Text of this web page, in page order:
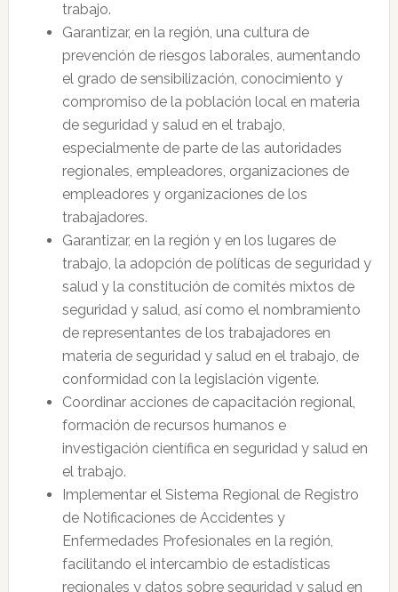
trabajo.
Garantizar, en la región, una cultura de
prevención de riesgos laborales, aumentando
el grado de sensibilización, conocimiento y
compromiso de la población local en materia
de seguridad y salud en el trabajo,
especialmente de parte de las autoridades
regionales, empleadores, organizaciones de
empleadores y organizaciones de los
trabajadores.
Garantizar, en la región y en los lugares de
trabajo, la adopción de políticas de seguridad y
salud y la constitución de comités mixtos de
seguridad y salud, así como el nombramiento
de representantes de los trabajadores en
materia de seguridad y salud en el trabajo, de
conformidad con la legislación vigente.
Coordinar acciones de capacitación regional,
formación de recursos humanos e
investigación científica en seguridad y salud en
el trabajo.
Implementar el Sistema Regional de Registro
de Notificaciones de Accidentes y
Enfermedades Profesionales en la región,
facilitando el intercambio de estadísticas
regionales y datos sobre seguridad y salud en